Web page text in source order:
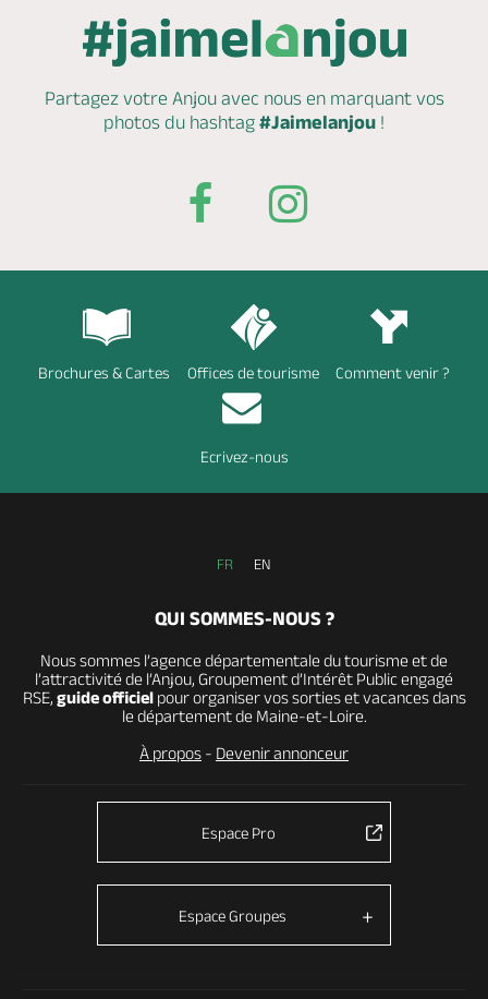
Partagez votre Anjou avec nous en marquantvos
photos du hashtag #Jaimelanjou !
Brochures & Cartes Offices de tourisme Comment venir ?
Ecrivez-nous
FR EN
QUI SOMMES-NOUS ?
Nous sommes l’agence départementale du tourisme et de
l’attractivité de l’Anjou, Groupement d’Intérêt Public engagé
RSE, guide officielpour organiser vos sorties et vacances dans
le département de Maine-et-Loire.
À propos - Devenir annonceur
Espace Pro
Espace Groupes